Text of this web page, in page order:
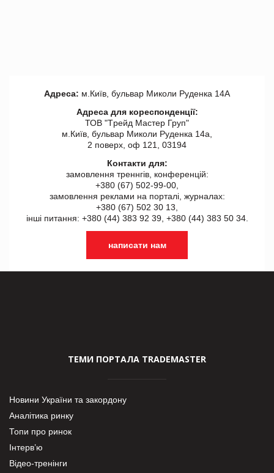
Адреса: м.Київ, бульвар Миколи Руденка 14А
Адреса для кореспонденції:
ТОВ "Tрейд Мастер Груп"
м.Київ, бульвар Миколи Руденка 14а,
2 поверх, оф 121, 03194
Контакти для:
замовлення треннгів, конференцій:
+380 (67) 502-99-00,
замовлення реклами на порталі, журналах:
+380 (67) 502 30 13,
інші питання: +380 (44) 383 92 39, +380 (44) 383 50 34.
написати нам
ТЕМИ ПОРТАЛА TRADEMASTER
Новини України та закордону
Аналітика ринку
Топи про ринок
Інтерв’ю
Відео-тренінги